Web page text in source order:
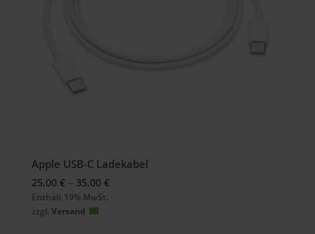
Apple USB-C Ladekabel
25,00 € – 35,00 €Preisspanne:
Enthält 19% MwSt.
zzgl. Versand